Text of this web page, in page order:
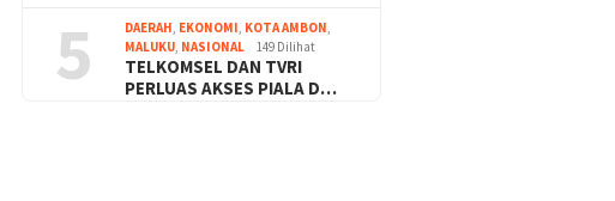
5 DAERAH, EKONOMI, KOTA AMBON,
MALUKU, NASIONAL 149 Dilihat
TELKOMSEL DAN TVRI
PERLUAS AKSES PIALA D…